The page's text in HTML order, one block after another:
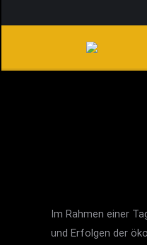
Im Rahmen einer
und Erfolgen der